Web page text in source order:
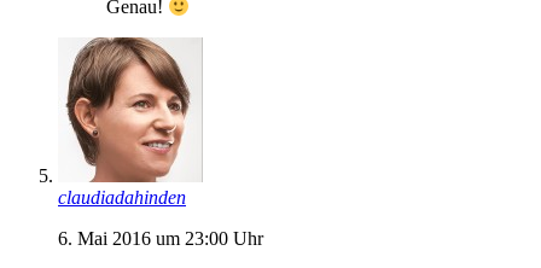
Genau!
claudiadahinden
6. Mai 2016 um 23:00 Uhr